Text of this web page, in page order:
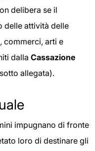
delibera se il
delle attività delle
commerci, arti e
dalla Cassazione
allegata).
impugnano di fronte
loro di destinare gli